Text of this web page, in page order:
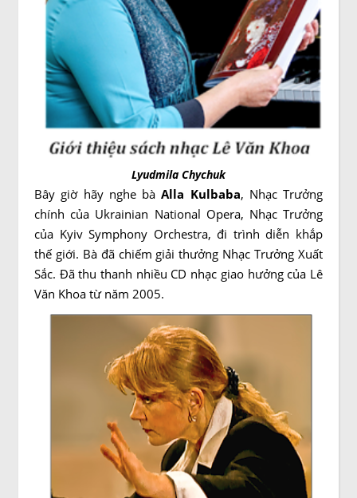
Lyudmila Chychuk
Bây giờ hãy nghe bàAlla Kulbaba, Nhạc Trưởng
chính của Ukrainian National Opera, Nhạc Trưởng
của Kyiv Symphony Orchestra, đi trình diễn khắp
thế giới. Bà đã chiếm giải thưởng Nhạc Trưởng Xuất
Sắc. Đã thu thanh nhiều CD nhạc giao hưởng của Lê
Văn Khoa từ năm 2005.